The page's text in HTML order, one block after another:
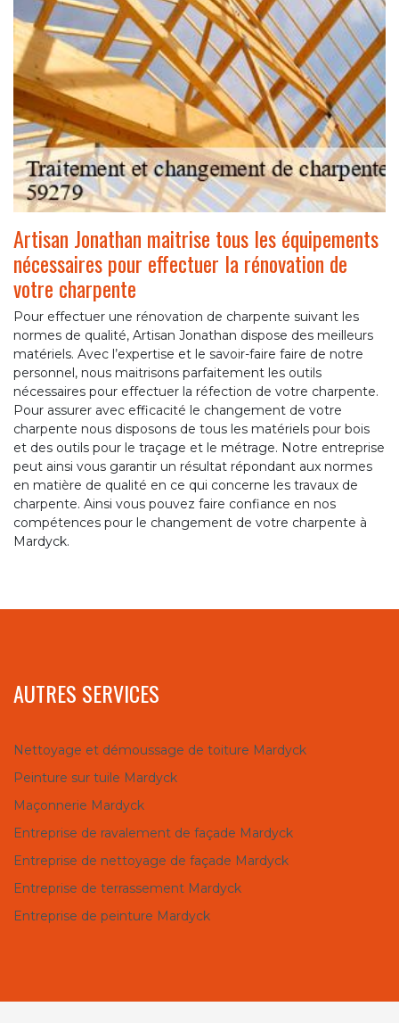
Artisan Jonathan maitrise tous les équipements
nécessaires pour effectuer la rénovation de
votre charpente
Pour effectuer une rénovation de charpente suivant les
normes de qualité, Artisan Jonathan dispose des meilleurs
matériels. Avec l’expertise et le savoir-faire faire de notre
personnel, nous maitrisons parfaitement les outils
nécessaires pour effectuer la réfection de votre charpente.
Pour assurer avec efficacité le changement de votre
charpente nous disposons de tous les matériels pour bois
et des outils pour le traçage et le métrage. Notre entreprise
peut ainsi vous garantir un résultat répondant aux normes
en matière de qualité en ce qui concerne les travaux de
charpente. Ainsi vous pouvez faire confiance en nos
compétences pour le changement de votre charpente à
Mardyck.
AUTRES SERVICES
Nettoyage et démoussage de toiture Mardyck
Peinture sur tuile Mardyck
Maçonnerie Mardyck
Entreprise de ravalement de façade Mardyck
Entreprise de nettoyage de façade Mardyck
Entreprise de terrassement Mardyck
Entreprise de peinture Mardyck